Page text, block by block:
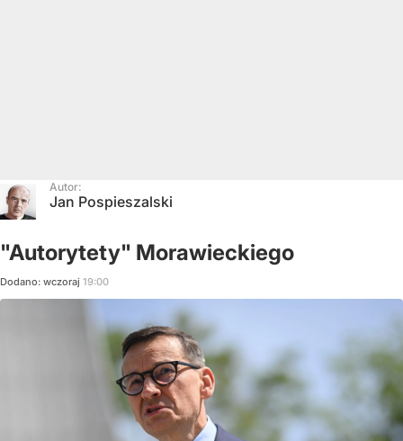
Autor:
Jan Pospieszalski
"Autorytety" Morawieckiego
Dodano: wczoraj 19:00